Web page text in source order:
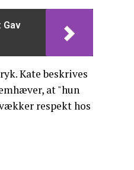
Gav
Kate beskrives
at "hun
respekt hos